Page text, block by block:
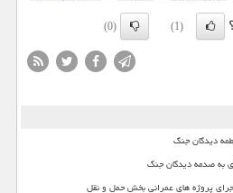
(1)
(0)
دیدگان جنگ
به صدمه دیدگان جنگ
پروژه های عمرانی بخش حمل و نقل